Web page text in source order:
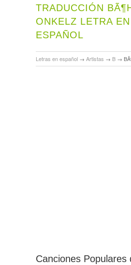
TRADUCCIÓN
ONKELZ LETRA EN
ESPAÑOL
Letras en español → Artistas → B →
Canciones Populares